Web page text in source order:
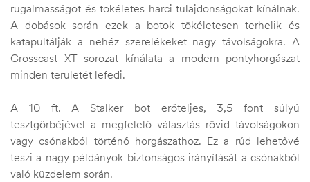
rugalmasságot és tökéletes harci tulajdonságokat kínálnak.
A dobások során ezek a botok tökéletesen terhelik és
katapultálják a nehéz szerelékeket nagy távolságokra. A
Crosscast XT sorozat kínálata a modern pontyhorgászat
minden területét lefedi.
A 10 ft. A Stalker bot erőteljes, 3,5 font súlyú
tesztgörbéjével a megfelelő választás rövid távolságokon
vagy csónakból történő horgászathoz. Ez a rúd lehetővé
teszi a nagy példányok biztonságos irányítását a csónakból
való küzdelem során.